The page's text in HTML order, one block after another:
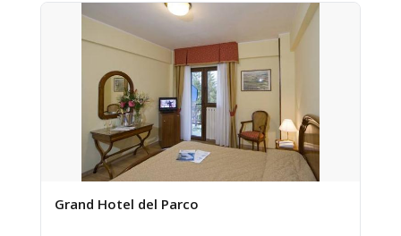
Grand Hotel del Parco